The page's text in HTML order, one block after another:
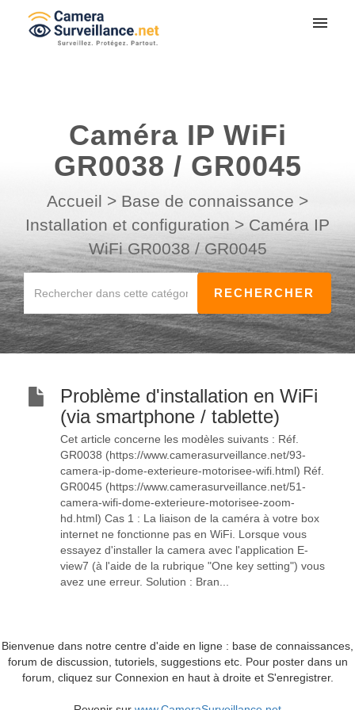
ConnexionCaméra IP WiFi
GR0038 / GR0045
Accueil > Base de connaissance >
Installation et configuration > Caméra IP
WiFi GR0038 / GR0045
Problème d'installation en WiFi
(via smartphone / tablette)
Cet article concerne les modèles suivants : Réf.
GR0038 (https://www.camerasurveillance.net/93-
camera-ip-dome-exterieure-motorisee-wifi.html) Réf.
GR0045 (https://www.camerasurveillance.net/51-
camera-wifi-dome-exterieure-motorisee-zoom-
hd.html) Cas 1 : La liaison de la caméra à votre box
internet ne fonctionne pas en WiFi. Lorsque vous
essayez d'installer la camera avec l'application E-
view7 (à l'aide de la rubrique "One key setting") vous
avez une erreur. Solution : Bran...
Bienvenue dans notre centre d'aide en ligne : base de connaissances,
forum de discussion, tutoriels, suggestions etc. Pour poster dans un
forum, cliquez sur Connexion en haut à droite et S'enregistrer.